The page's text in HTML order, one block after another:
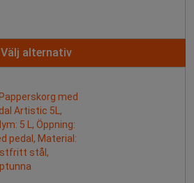
Välj alternativ